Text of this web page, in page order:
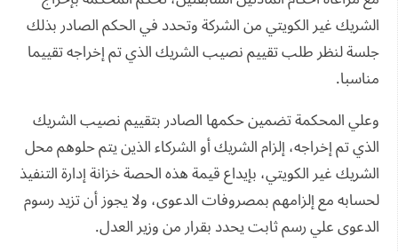
الشريك غير الكويتي من الشركة وتحدد في الحكم الصادر بذلك
جلسة لنظر طلب تقييم نصيب الشريك الذي تم إخراجه تقييما
مناسبا.
وعلي المحكمة تضمين حكمها الصادر بتقييم نصيب الشريك
الذي تم إخراجه، إلزام الشريك أو الشركاء الذين يتم حلوهم محل
الشريك غير الكويتي، بإيداع قيمة هذه الحصة خزانة إدارة التنفيذ
لحسابه مع إلزامهم بمصروفات الدعوى، ولا يجوز أن تزيد رسوم
الدعوى علي رسم ثابت يحدد بقرار من وزير العدل.